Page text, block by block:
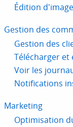
Édition
Gestion des
Gestion des
Télécharger
Voir les
Notifications
Marketing
Optimisation